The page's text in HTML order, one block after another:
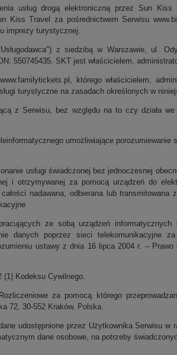
usług drogą elektroniczną przez Sun
Kiss Travel za pośrednictwem Serwisu
imprezy turystycznej.
z siedzibą w Warszawie, ul.
550745435. SKT jest właścicielem,
którego właścicielem,
turystyczne na zasadach określonych w
z Serwisu, bez względu na to czy działa
umożliwiające
usługi świadczonej bez jednoczesnej
i otrzymywanej za pomocą urządzeń do
nadawana, odbierana lub
ze sobą urządzeń informatycznych
danych poprzez sieci telekomunikacyjne
ustawy z dnia 16 lipca 2004 r. –
Kodeksu Cywilnego.
za pomocą którego
72, 30-552 Kraków, Polska.
udostępnione przez Użytkownika Serwisu
dane osobowe, na potrzeby